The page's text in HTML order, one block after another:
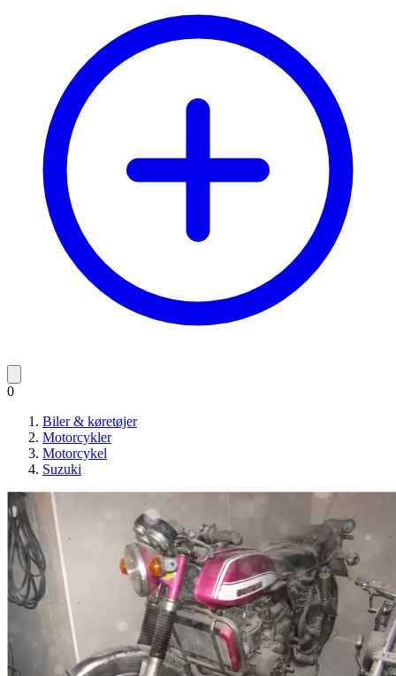
0
Biler & køretøjer
Motorcykler
Motorcykel
Suzuki